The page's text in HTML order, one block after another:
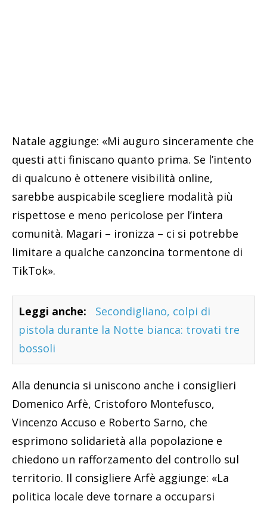
Natale aggiunge: «Mi auguro sinceramente che
questi atti finiscano quanto prima. Se l’intento
di qualcuno è ottenere visibilità online,
sarebbe auspicabile scegliere modalità più
rispettose e meno pericolose per l’intera
comunità. Magari – ironizza – ci si potrebbe
limitare a qualche canzoncina tormentone di
TikTok».
Leggi anche:
Secondigliano, colpi di
pistola durante la Notte bianca: trovati tre
bossoli
Alla denuncia si uniscono anche i consiglieri
Domenico Arfè, Cristoforo Montefusco,
Vincenzo Accuso e Roberto Sarno, che
esprimono solidarietà alla popolazione e
chiedono un rafforzamento del controllo sul
territorio. Il consigliere Arfè aggiunge: «La
politica locale deve tornare a occuparsi